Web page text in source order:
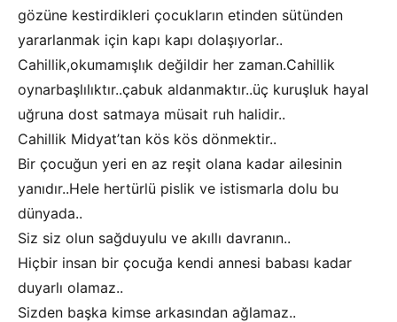
gözüne kestirdikleri çocukların etinden sütünden
yararlanmak için kapı kapı dolaşıyorlar..
Cahillik,okumamışlık değildir her zaman.Cahillik
oynarbaşlılıktır..çabuk aldanmaktır..üç kuruşluk hayal
uğruna dost satmaya müsait ruh halidir..
Cahillik Midyat’tan kös kös dönmektir..
Bir çocuğun yeri en az reşit olana kadar ailesinin
yanıdır..Hele hertürlü pislik ve istismarla dolu bu
dünyada..
Siz siz olun sağduyulu ve akıllı davranın..
Hiçbir insan bir çocuğa kendi annesi babası kadar
duyarlı olamaz..
Sizden başka kimse arkasından ağlamaz..